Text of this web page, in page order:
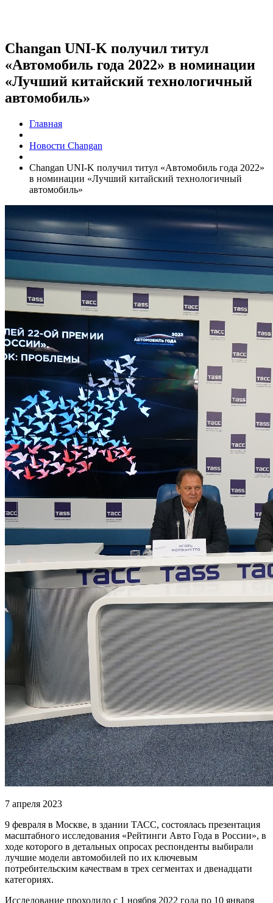
Changan UNI-K получил титул
«Автомобиль года 2022» в номинации
«Лучший китайский технологичный
автомобиль»
Главная
Новости Changan
Changan UNI-K получил титул «Автомобиль года 2022»
в номинации «Лучший китайский технологичный
автомобиль»
7 апреля 2023
9 февраля в Москве, в здании ТАСС, состоялась презентация
масштабного исследования «Рейтинги Авто Года в России», в
ходе которого в детальных опросах респонденты выбирали
лучшие модели автомобилей по их ключевым
потребительским качествам в трех сегментах и двенадцати
категориях.
Исследование проходило с 1 ноября 2022 года по 10 января